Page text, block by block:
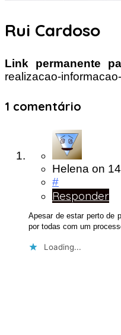
Rui Cardoso
Link permanente
realizacao-
1 comentário
Helena on
#
Responder
Apesar de estar perto de
por todas com um
Loading...